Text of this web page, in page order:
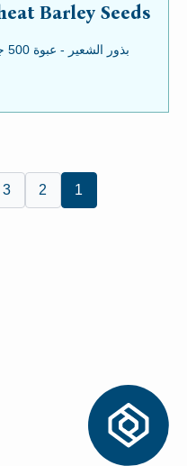
Barley Seeds
1
2
3